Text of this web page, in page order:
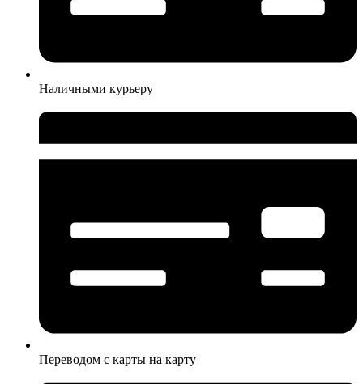
Наличными курьеру
Переводом с карты на карту